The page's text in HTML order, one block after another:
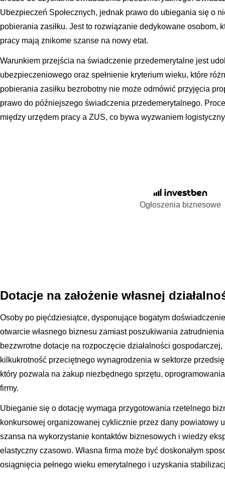
Ubezpieczeń Społecznych, jednak prawo do ubiegania się o
pobierania zasiłku. Jest to rozwiązanie dedykowane osobom,
pracy mają znikome szanse na nowy etat.
Warunkiem przejścia na świadczenie przedemerytalne jest
ubezpieczeniowego oraz spełnienie kryterium wieku, które
pobierania zasiłku bezrobotny nie może odmówić przyjęcia
prawo do późniejszego świadczenia przedemerytalnego.
między urzędem pracy a ZUS, co bywa wyzwaniem
Ogłoszenia biznesowe
Dotacje na założenie własnej
Osoby po pięćdziesiątce, dysponujące bogatym
otwarcie własnego biznesu zamiast poszukiwania
bezzwrotne dotacje na rozpoczęcie działalności
kilkukrotność przeciętnego wynagrodzenia w sektorze
który pozwala na zakup niezbędnego sprzętu,
firmy.
Ubieganie się o dotację wymaga przygotowania rzetelnego
konkursowej organizowanej cyklicznie przez dany powiatowy
szansa na wykorzystanie kontaktów biznesowych i wiedzy
elastyczny czasowo. Własna firma może być doskonałym
osiągnięcia pełnego wieku emerytalnego i uzyskania